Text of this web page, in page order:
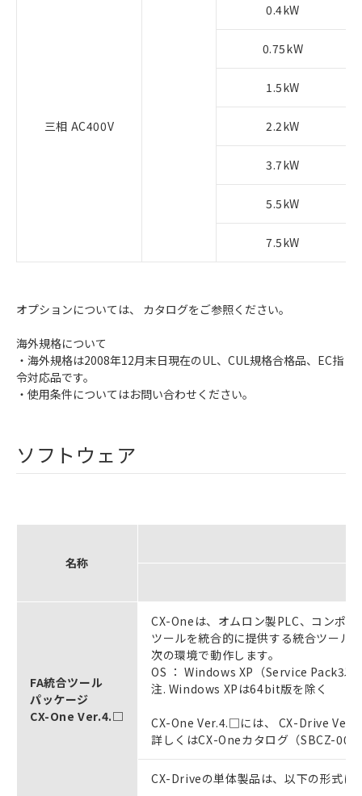
三相 AC400V
0.4kW
0.75kW
1.5kW
2.2kW
3.7kW
5.5kW
7.5kW
オプションについては、 カタログをご参照ください。
海外規格について
・海外規格は2008年12月末日現在のUL、CUL規格合格品、EC指
令対応品です。
・使用条件についてはお問い合わせください。
ソフトウェア
名称
FA統合ツール
パッケージ
CX-One Ver.4.□
CX-Oneは、オムロン製PLC、コンポ
ツールを統合的に提供する統合ツール
次の環境で動作します。
OS ： Windows XP（Service Pack3
注. Windows XPは64bit版を除く
CX-One Ver.4.□には、 CX-Drive
詳しくはCX-Oneカタログ（SBCZ-006
CX-Driveの単体製品は、以下の形式に